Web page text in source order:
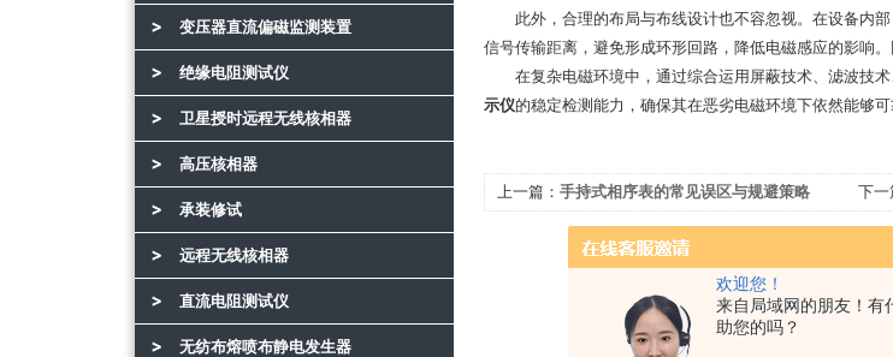
欢迎您！
来自局域网的朋友！有
助您的吗？
变压器直流偏磁监测装置
绝缘电阻测试仪
卫星授时远程无线核相器
高压核相器
承装修试
远程无线核相器
直流电阻测试仪
无纺布熔喷布静电发生器
此外，合理的布局与布线设计也不容忽视。在设备内部
信号传输距离，避免形成环形回路，降低电磁感应的影响
在复杂电磁环境中，通过综合运用屏蔽技术、滤波技术
示仪的稳定检测能力，确保其在恶劣电磁环境下依然能够
上一篇： 手持式相序表的常见误区与规避策略 下一